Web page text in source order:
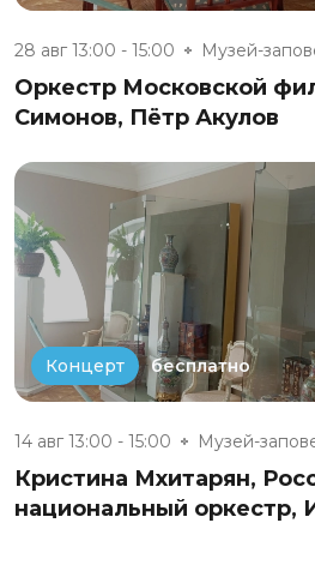
28 авг 13:00 - 15:00
Оркестр Московской
Симонов, Пётр Акулов
Концерт бесплатно
14 авг 13:00 - 15:00
Кристина Мхитарян,
национальный оркестр,